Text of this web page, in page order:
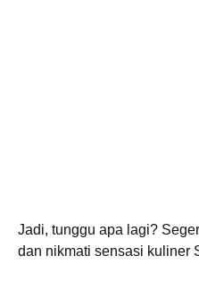
Jadi, tunggu apa lagi?
dan nikmati sensasi kuliner